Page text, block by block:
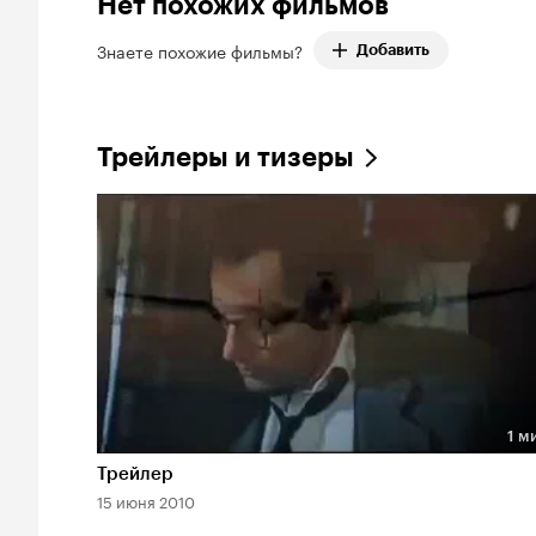
Знаете похожие фильмы? Добавить
Трейлеры и тизеры
Длительность 1 мин
1
Трейлер
15 июня 2010